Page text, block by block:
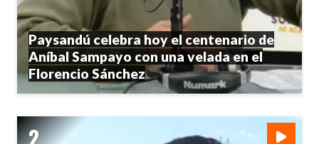
Paysandú celebra hoy el centenario de
Aníbal Sampayo con una velada en el
Florencio Sánchez